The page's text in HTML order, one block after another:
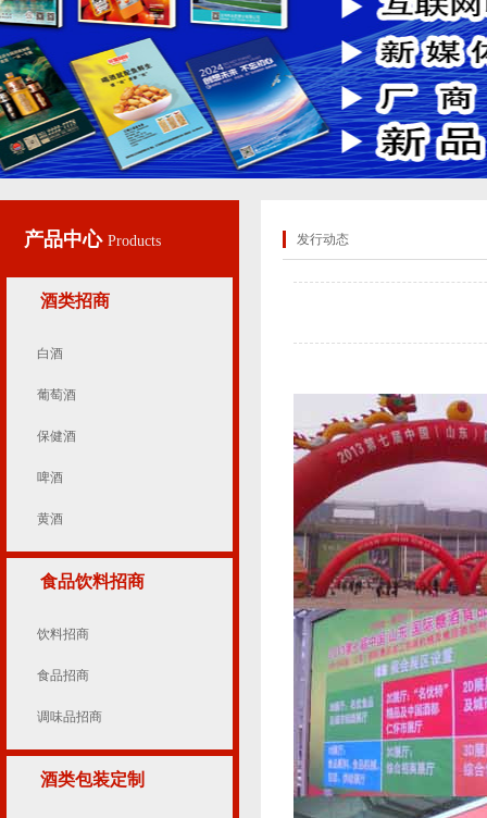
产品中心 Products
酒类招商
白酒
葡萄酒
保健酒
啤酒
黄酒
食品饮料招商
饮料招商
食品招商
调味品招商
酒类包装定制
发行动态